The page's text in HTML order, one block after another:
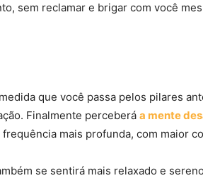
sem reclamar e brigar com você
que você passa pelos pilares
Finalmente perceberá a mente
mais profunda, com maior
se sentirá mais relaxado e